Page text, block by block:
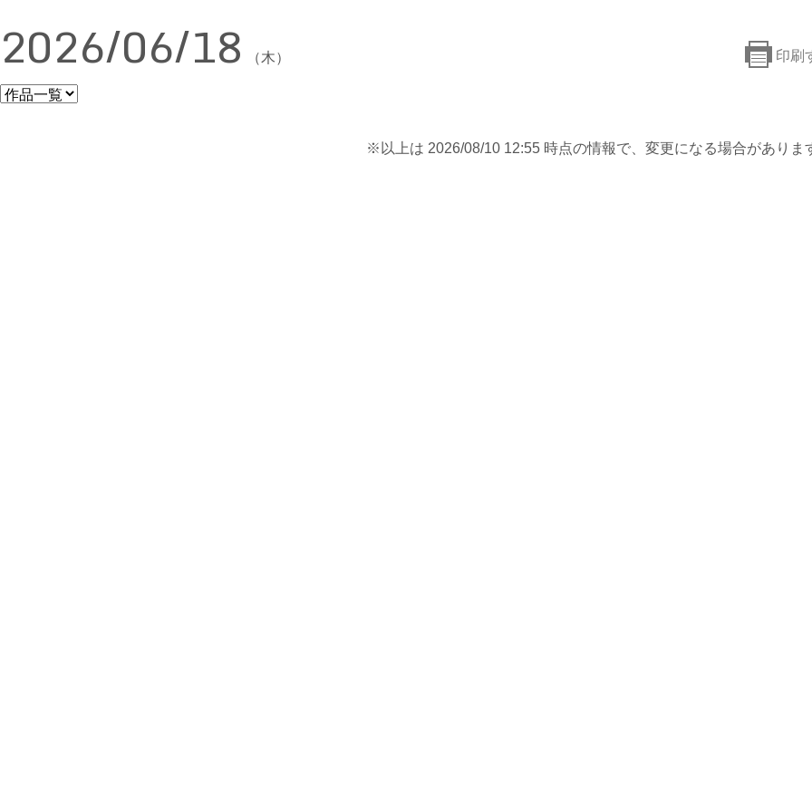
印刷
2026/06/18 （木）
※以上は 2026/08/10 12:55 時点の情報で、変更になる場合がありま